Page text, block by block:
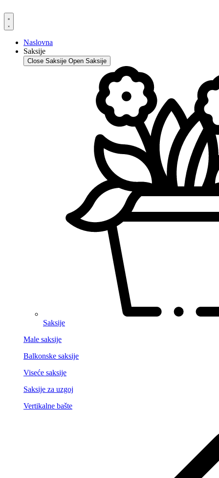
to
content
Naslovna
Saksije
Close Saksije Open Saksije
Saksije
Male saksije
Balkonske saksije
Viseće saksije
Saksije za uzgoj
Vertikalne bašte